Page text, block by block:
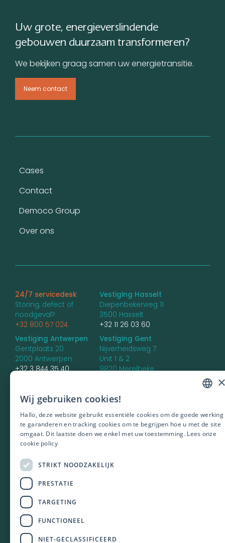
Voet
Cases
Contact
Democo Group
Over ons
24/7 servicedesk
Storing, defect of
noodgeval?
+32 800 57 024
Vestiging Hasselt
Diepenbekerweg 11
3500 Hasselt
+32 11 26 03 60
Vestiging Antwerpen
Gentplaats 20
2000 Antwerpen
+32 3 844 35 40
Vestiging Gent
Nijverheidsweg 7
Unit 1 & 2
9820 Merelbeke
Vestiging Brugge
Dirk Martensstraat 4 -
unit 7
8200 Brugge
Uw grote, energieverslindende
gebouwen duurzaam transformeren?
We bekijken graag samen uw energietransitie.
Neem contact
PRIVACY
COOKIE POLICY
ENGLISH
FRENCH
Wij gebruiken cookies!
Hallo, deze website gebruikt essentiële cookies om de goede werking
te garanderen en tracking cookies om te begrijpen hoe u met de site
omgaat. Dit laatste doen we enkel met uw toestemming. Lees onze
cookie policy
STRIKT NOODZAKELIJK
PRESTATIE
TARGETING
FUNCTIONEEL
NIET-GECLASSIFICEERD